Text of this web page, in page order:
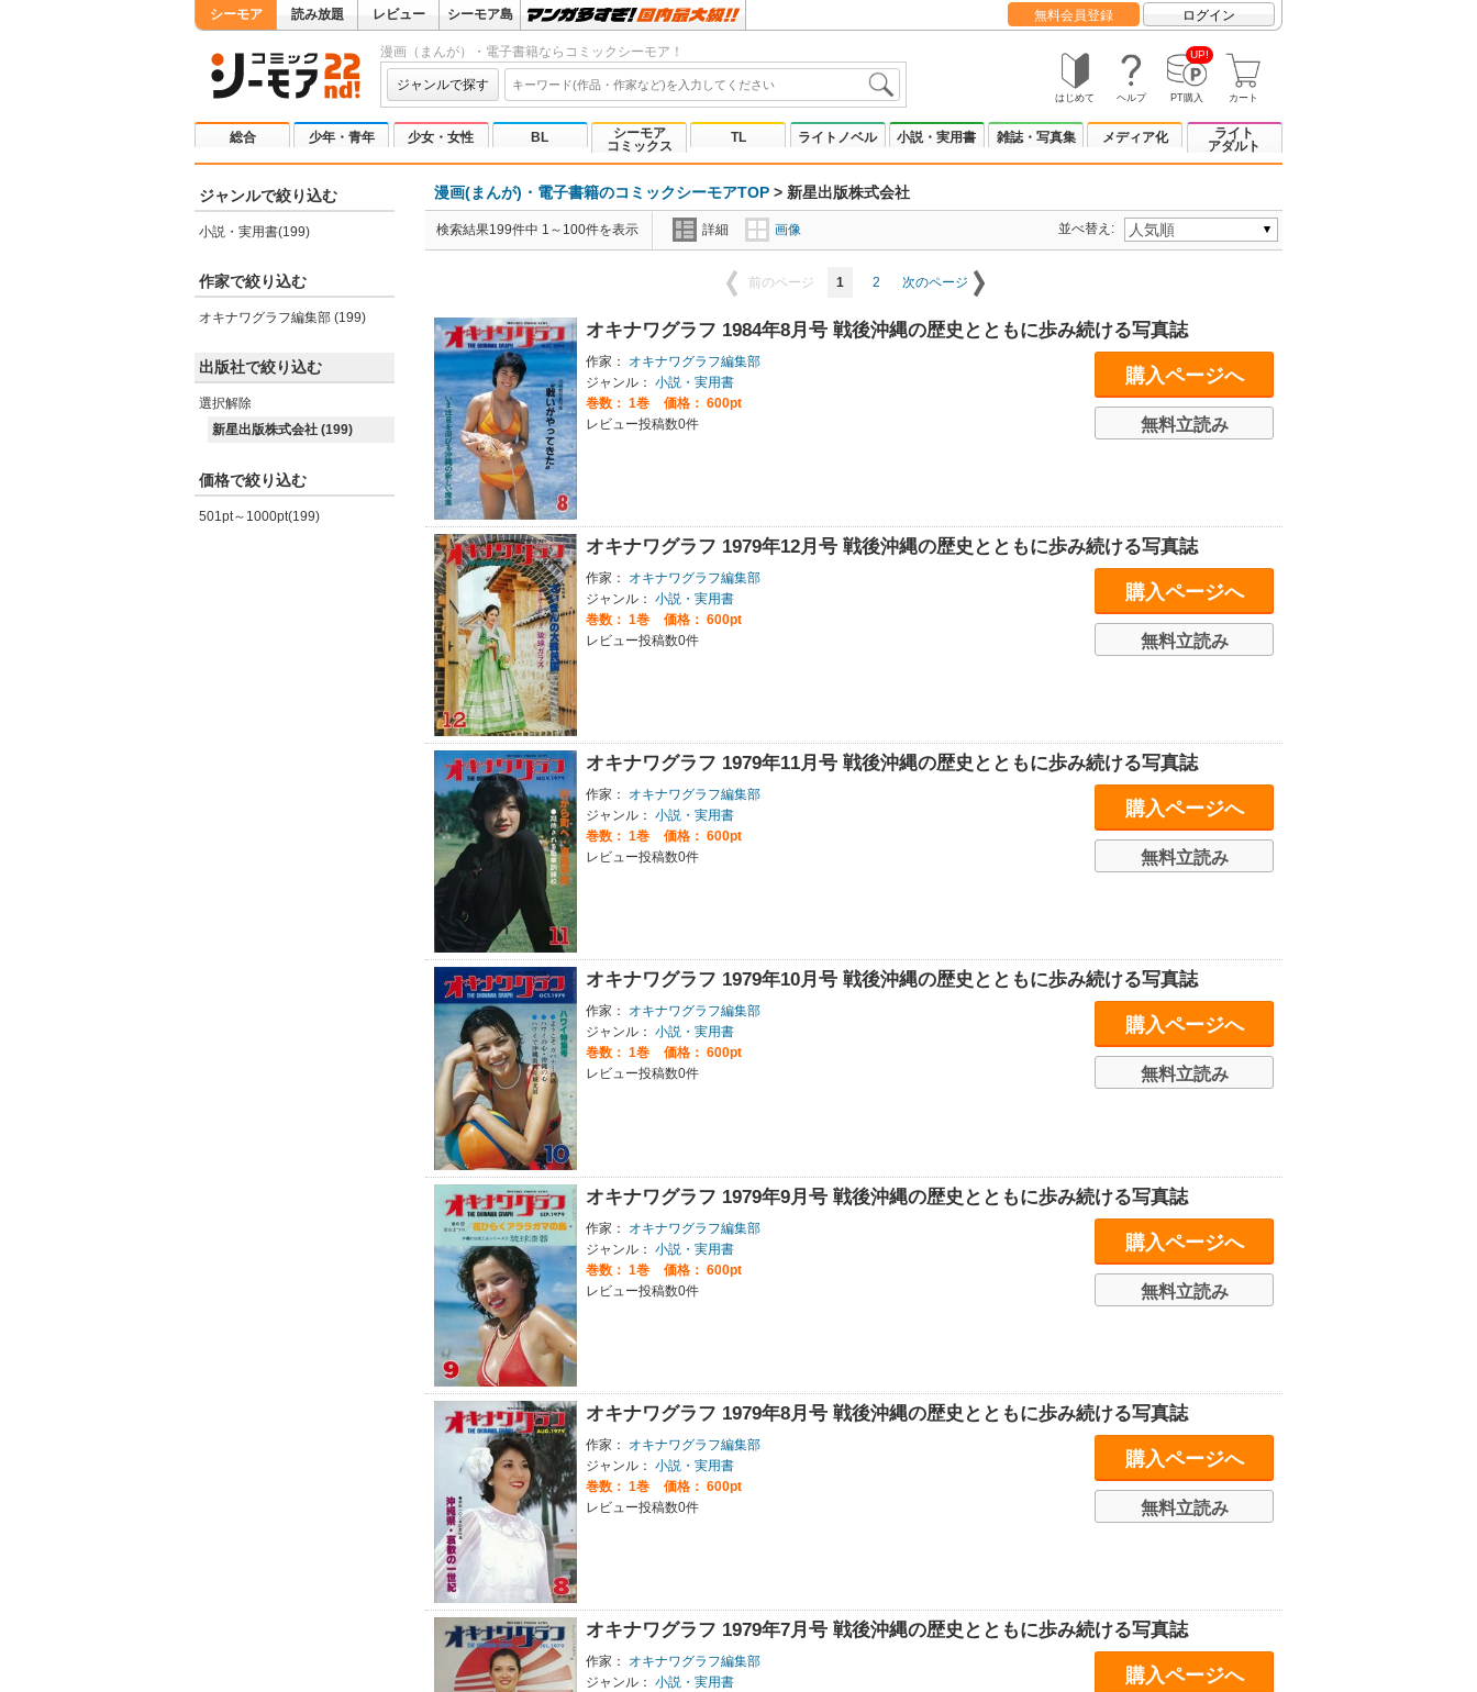
シーモア 読み放題 レビュー シーモア島 無料会員登録 ログイン
漫画（まんが）・電子書籍ならコミックシーモア！
ジャンルで探す
はじめて ヘルプ
UP!
PT購入 カート
総合 少年・青年 少女・女性 BL
シーモア
コミックス
TL ライトノベル 小説・実用書 雑誌・写真集 メディア化
ライト
アダルト
ジャンルで絞り込む
小説・実用書(199)
作家で絞り込む
オキナワグラフ編集部 (199)
出版社で絞り込む
選択解除
新星出版株式会社 (199)
価格で絞り込む
501pt～1000pt(199)
漫画(まんが)・電子書籍のコミックシーモアTOP > 新星出版株式会社
検索結果199件中 1～100件を表示 詳細 画像 並べ替え:
前のページ 1 2 次のページ
オキナワグラフ 1984年8月号 戦後沖縄の歴史とともに歩み続ける写真誌
作家：
オキナワグラフ編集部
ジャンル： 小説・実用書
巻数： 1巻
価格： 600pt
レビュー投稿数0件
購入ページへ
無料立読み
オキナワグラフ 1979年12月号 戦後沖縄の歴史とともに歩み続ける写真誌
作家：
オキナワグラフ編集部
ジャンル： 小説・実用書
巻数： 1巻
価格： 600pt
レビュー投稿数0件
購入ページへ
無料立読み
オキナワグラフ 1979年11月号 戦後沖縄の歴史とともに歩み続ける写真誌
作家：
オキナワグラフ編集部
ジャンル： 小説・実用書
巻数： 1巻
価格： 600pt
レビュー投稿数0件
購入ページへ
無料立読み
オキナワグラフ 1979年10月号 戦後沖縄の歴史とともに歩み続ける写真誌
作家：
オキナワグラフ編集部
ジャンル： 小説・実用書
巻数： 1巻
価格： 600pt
レビュー投稿数0件
購入ページへ
無料立読み
オキナワグラフ 1979年9月号 戦後沖縄の歴史とともに歩み続ける写真誌
作家：
オキナワグラフ編集部
ジャンル： 小説・実用書
巻数： 1巻
価格： 600pt
レビュー投稿数0件
購入ページへ
無料立読み
オキナワグラフ 1979年8月号 戦後沖縄の歴史とともに歩み続ける写真誌
作家：
オキナワグラフ編集部
ジャンル： 小説・実用書
巻数： 1巻
価格： 600pt
レビュー投稿数0件
購入ページへ
無料立読み
オキナワグラフ 1979年7月号 戦後沖縄の歴史とともに歩み続ける写真誌
作家：
オキナワグラフ編集部
ジャンル： 小説・実用書
購入ページへ